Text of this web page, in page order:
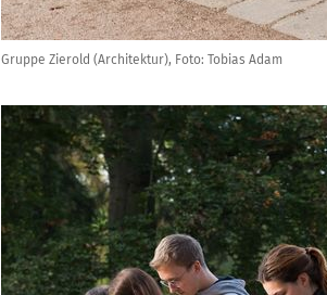
Gruppe Zierold (Architektur), Foto: Tobias Adam